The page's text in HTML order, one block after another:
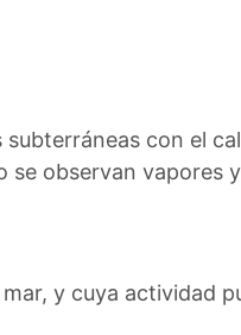
con el
se observan vapores
y cuya actividad